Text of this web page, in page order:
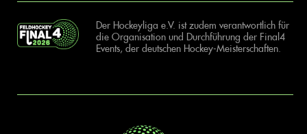
Der Hockeyliga e.V. ist zudem verantwortlich für
die Organisation und Durchführung der Final4
Events, der deutschen Hockey-Meisterschaften.